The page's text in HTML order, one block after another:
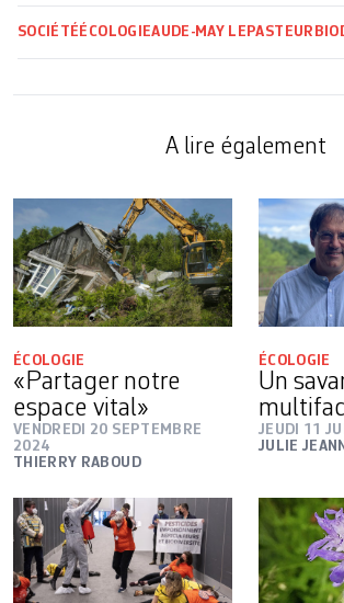
SOCIÉTÉ ÉCOLOGIEAUDE-MAY LEPASTEUR
A lire également
ÉCOLOGIE
«Partager notre
espace vital»
VENDREDI 20 SEPTEMBRE
2024
THIERRY RABOUD
ÉCOLOGIE
Un
JEUDI 11
JULIE